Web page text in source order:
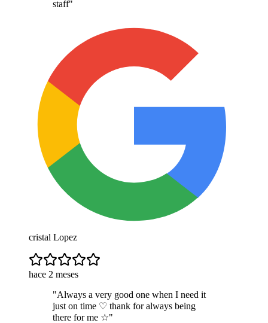
staff"
cristal Lopez
hace 2 meses
"Always a very good one when I need it
just on time ♡ thank for always being
there for me ☆"